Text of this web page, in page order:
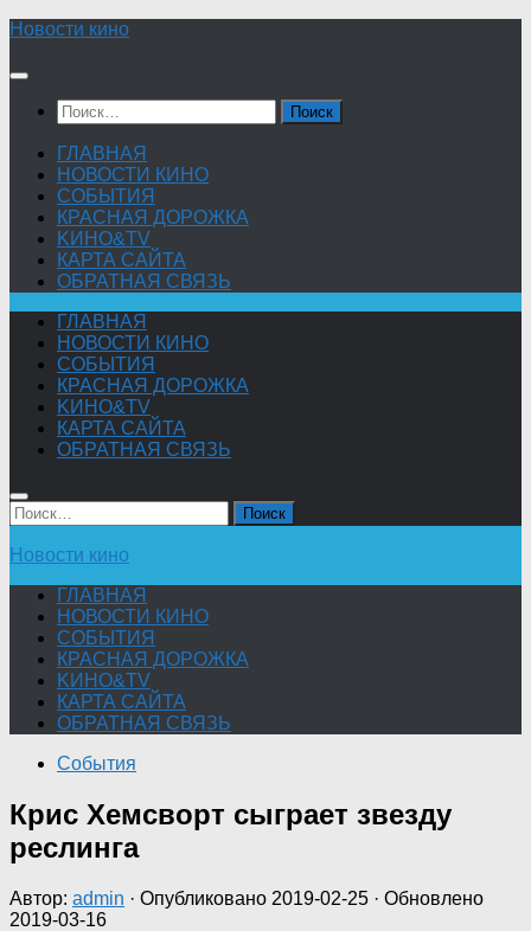
Skip
content
Новости кино
Найти:
ГЛАВНАЯ
НОВОСТИ КИНО
СОБЫТИЯ
КРАСНАЯ ДОРОЖКА
KИНО&TV
КАРТА САЙТА
ОБРАТНАЯ СВЯЗЬ
ГЛАВНАЯ
НОВОСТИ КИНО
СОБЫТИЯ
КРАСНАЯ ДОРОЖКА
KИНО&TV
КАРТА САЙТА
ОБРАТНАЯ СВЯЗЬ
Найти:
Новости кино
ГЛАВНАЯ
НОВОСТИ КИНО
СОБЫТИЯ
КРАСНАЯ ДОРОЖКА
KИНО&TV
КАРТА САЙТА
ОБРАТНАЯ СВЯЗЬ
События
Крис Хемсворт сыграет звезду
реслинга
Автор: admin · Опубликовано 2019-02-25 · Обновлено
2019-03-16